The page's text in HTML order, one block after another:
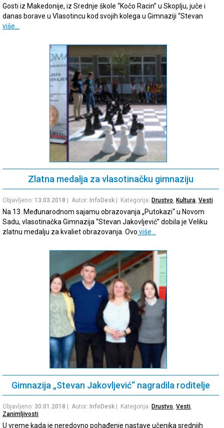
Gosti iz Makedonije, iz Srednje škole “Kočo Racin” u Skoplju, juče i
danas borave u Vlasotincu kod svojih kolega u Gimnaziji “Stevan
više…
Zlatna medalja za vlasotinačku gimnaziju
Objavljeno: 13.03.2018 | Autor: InfoDesk | Kategorija: Drustvo, Kultura, Vesti
Na 13. Međunarodnom sajamu obrazovanja „Putokazi“ u Novom
Sadu, vlasotinačka Gimnazija “Stevan Jakovljević” dobila je Veliku
zlatnu medalju za kvaliet obrazovanja. Ovo više…
Gimnazija „Stevan Jakovljević“ nagradila roditelje
Objavljeno: 30.01.2018 | Autor: InfoDesk | Kategorija: Drustvo, Vesti,
Zanimljivosti
U vreme kada je neredovno pohađenje nastave učenika srednjih